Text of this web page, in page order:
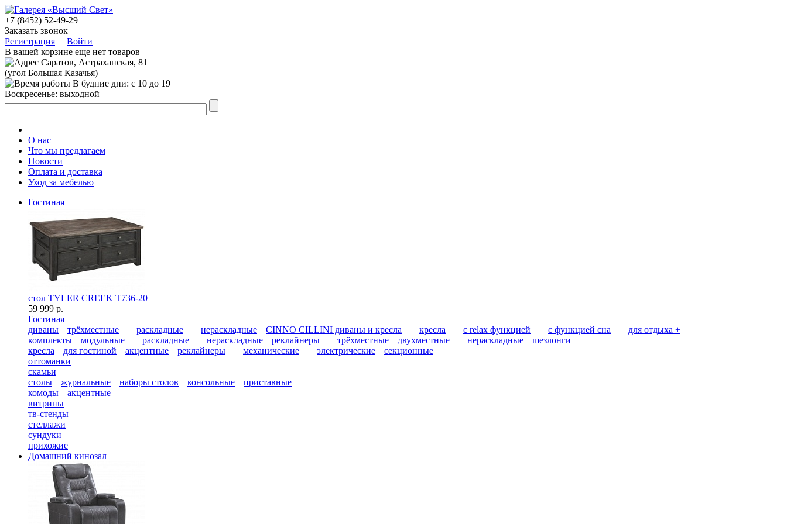
+7 (8452) 52-49-29
Заказать звонок
Регистрация
Войти
В вашей корзине еще нет товаров
Саратов, Астраханская, 81
(угол Большая Казачья)
В будние дни: с 10 до 19
Воскресенье: выходной
О нас
Что мы предлагаем
Новости
Оплата и доставка
Уход за мебелью
Гостиная
стол TYLER CREEK T736-20
59 999 р.
Гостиная
диваны
трёхместные раскладные нераскладные CINNO CILLINI диваны и кресла кресла с relax функцией с функцией сна
для отдыха +
комплекты
модульные раскладные нераскладные реклайнеры трёхместные двухместные нераскладные
шезлонги
кресла
для гостиной акцентные реклайнеры механические электрические
секционные
оттоманки
скамьи
столы
журнальные наборы столов консольные
приставные
комоды
акцентные
витрины
тв-стенды
стеллажи
сундуки
прихожие
Домашний кинозал